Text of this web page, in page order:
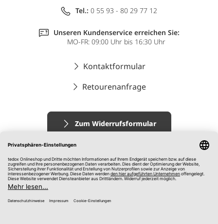
Tel.: 0 55 93 - 80 29 77 12
Unseren Kundenservice erreichen Sie:
MO-FR: 09:00 Uhr bis 16:30 Uhr
Kontaktformular
Retourenanfrage
Zum Widerrufsformular
Impressum
AGB
Datenschutz